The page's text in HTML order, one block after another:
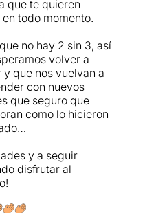
que te quieren
todo momento.
no hay 2 sin 3, así
volver a
y que nos vuelvan a
con nuevos
que seguro que
como lo hicieron
y a seguir
disfrutar al